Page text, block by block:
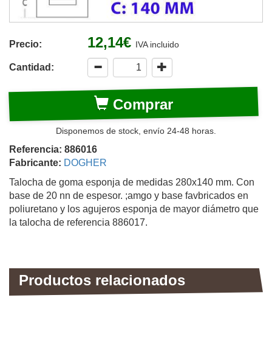
Precio: 12,14€ IVA incluido
Cantidad:
Comprar
Disponemos de stock, envío 24-48 horas.
Referencia: 886016
Fabricante: DOGHER
Talocha de goma esponja de medidas 280x140 mm. Con
base de 20 nn de espesor. ;amgo y base favbricados en
poliuretano y los agujeros esponja de mayor diámetro que
la talocha de referencia 886017.
Productos relacionados